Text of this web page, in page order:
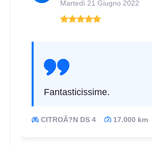
Martedì 21 Giugno 2022
Fantasticissime.
CITROÃ?N DS 4 17.000 km